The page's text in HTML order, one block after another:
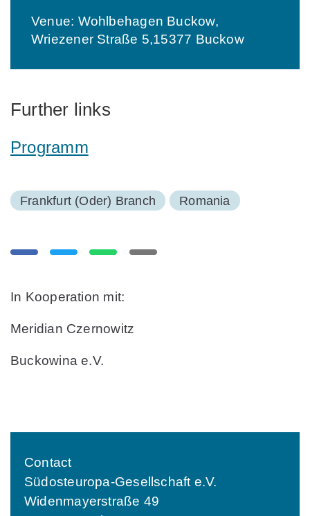
Venue: Wohlbehagen Buckow,
Wriezener Straße 5,15377 Buckow
Further links
Programm
Frankfurt (Oder) Branch Romania
In Kooperation mit:
Meridian Czernowitz
Buckowina e.V.
Contact
Südosteuropa-Gesellschaft e.V.
Widenmayerstraße 49